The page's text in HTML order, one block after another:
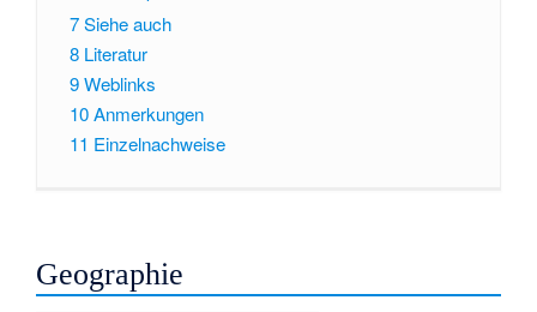
7Siehe auch
8 Literatur
9Weblinks
10Anmerkungen
11 Einzelnachweise
Geographie